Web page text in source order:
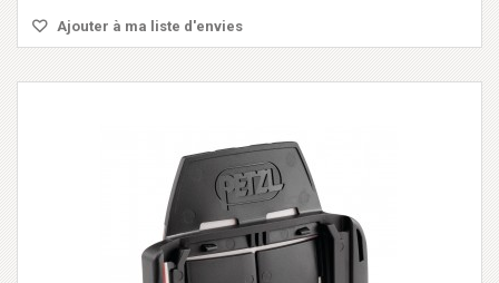
Ajouter à ma liste d'envies